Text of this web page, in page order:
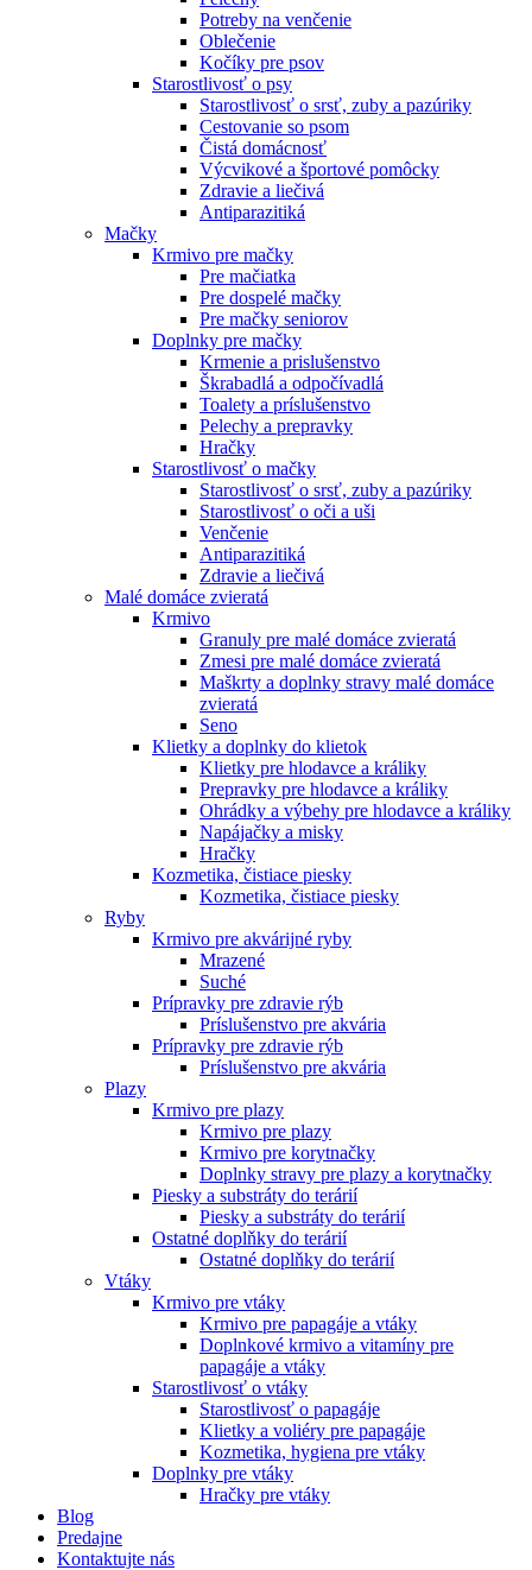
Potreby na venčenie
Oblečenie
Kočíky pre psov
Starostlivosť o psy
Starostlivosť o srsť, zuby a pazúriky
Cestovanie so psom
Čistá domácnosť
Výcvikové a športové pomôcky
Zdravie a liečivá
Antiparazitiká
Mačky
Krmivo pre mačky
Pre mačiatka
Pre dospelé mačky
Pre mačky seniorov
Doplnky pre mačky
Krmenie a prislušenstvo
Škrabadlá a odpočívadlá
Toalety а príslušenstvo
Pelechy a prepravky
Hračky
Starostlivosť o mačky
Starostlivosť o srsť, zuby a pazúriky
Starostlivosť o oči a uši
Venčenie
Antiparazitiká
Zdravie a liečivá
Malé domáce zvieratá
Krmivo
Granuly pre malé domáce zvieratá
Zmesi pre malé domáce zvieratá
Maškrty a doplnky stravy malé domáce
zvieratá
Seno
Klietky a doplnky do klietok
Klietky pre hlodavce a králiky
Prepravky pre hlodavce a králiky
Ohrádky a výbehy pre hlodavce a králiky
Napájačky a misky
Hračky
Kozmetika, čistiace piesky
Kozmetika, čistiace piesky
Ryby
Krmivo pre akvárijné ryby
Mrazené
Suché
Prípravky pre zdravie rýb
Príslušenstvo pre akvária
Prípravky pre zdravie rýb
Príslušenstvo pre akvária
Plazy
Krmivo pre plazy
Krmivo pre plazy
Krmivo pre korytnačky
Doplnky stravy pre plazy a korytnačky
Piesky a substráty do terárií
Piesky a substráty do terárií
Ostatné doplňky do terárií
Ostatné doplňky do terárií
Vtáky
Krmivo pre vtáky
Krmivo pre papagáje a vtáky
Doplnkové krmivo a vitamíny pre
papagáje a vtáky
Starostlivosť o vtáky
Starostlivosť o papagáje
Klietky a voliéry pre papagáje
Kozmetika, hygiena pre vtáky
Doplnky pre vtáky
Hračky pre vtáky
Blog
Predajne
Kontaktujte nás